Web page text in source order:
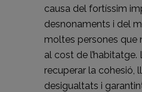
causa del fortíssim
desnonaments i del
moltes persones que
al cost de l’habitatge.
recuperar la cohesió,
desigualtats i